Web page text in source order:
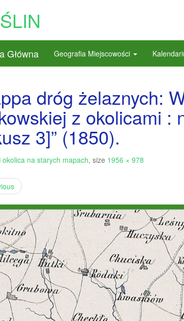
Główna Geografia Miejscowości
dróg żelaznych:
z okolicami :
3]” (1850).
okolica na starych mapach, size 1956 × 978